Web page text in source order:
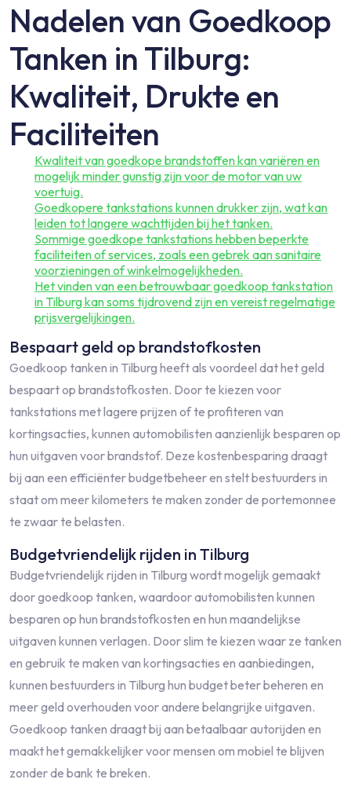
Nadelen van Goedkoop
Tanken in Tilburg:
Kwaliteit, Drukte en
Faciliteiten
Kwaliteit van goedkope brandstoffen kan variëren en
mogelijk minder gunstig zijn voor de motor van uw
voertuig.
Goedkopere tankstations kunnen drukker zijn, wat kan
leiden tot langere wachttijden bij het tanken.
Sommige goedkope tankstations hebben beperkte
faciliteiten of services, zoals een gebrek aan sanitaire
voorzieningen of winkelmogelijkheden.
Het vinden van een betrouwbaar goedkoop tankstation
in Tilburg kan soms tijdrovend zijn en vereist regelmatige
prijsvergelijkingen.
Bespaart geld op brandstofkosten
Goedkoop tanken in Tilburg heeft als voordeel dat het geld
bespaart op brandstofkosten. Door te kiezen voor
tankstations met lagere prijzen of te profiteren van
kortingsacties, kunnen automobilisten aanzienlijk besparen op
hun uitgaven voor brandstof. Deze kostenbesparing draagt
bij aan een efficiënter budgetbeheer en stelt bestuurders in
staat om meer kilometers te maken zonder de portemonnee
te zwaar te belasten.
Budgetvriendelijk rijden in Tilburg
Budgetvriendelijk rijden in Tilburg wordt mogelijk gemaakt
door goedkoop tanken, waardoor automobilisten kunnen
besparen op hun brandstofkosten en hun maandelijkse
uitgaven kunnen verlagen. Door slim te kiezen waar ze tanken
en gebruik te maken van kortingsacties en aanbiedingen,
kunnen bestuurders in Tilburg hun budget beter beheren en
meer geld overhouden voor andere belangrijke uitgaven.
Goedkoop tanken draagt bij aan betaalbaar autorijden en
maakt het gemakkelijker voor mensen om mobiel te blijven
zonder de bank te breken.